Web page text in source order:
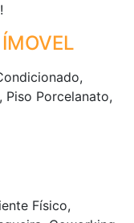
Piso Porcelanato,
Físico,